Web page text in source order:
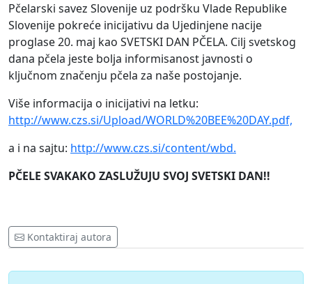
Pčelarski savez Slovenije uz podršku Vlade Republike
Slovenije pokreće inicijativu da Ujedinjene nacije
proglase 20. maj kao SVETSKI DAN PČELA. Cilj svetskog
dana pčela jeste bolja informisanost javnosti o
ključnom značenju pčela za naše postojanje.
Više informacija o inicijativi na letku:
http://www.czs.si/Upload/WORLD%20BEE%20DAY.pdf,
a i na sajtu: http://www.czs.si/content/wbd.
PČELE SVAKAKO ZASLUŽUJU SVOJ SVETSKI DAN!!
Kontaktiraj autora